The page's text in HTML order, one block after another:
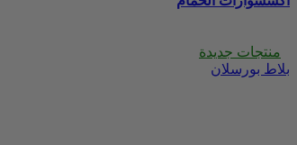
منتجات جديدة
بلاط بورسلان